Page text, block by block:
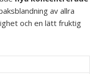
av allra
och en lätt fruktig